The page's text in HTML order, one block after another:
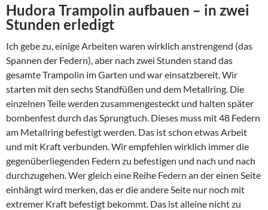
Hudora Trampolin aufbauen – in zwei
Stunden erledigt
Ich gebe zu, einige Arbeiten waren wirklich anstrengend (das
Spannen der Federn), aber nach zwei Stunden stand das
gesamte Trampolin im Garten und war einsatzbereit. Wir
starten mit den sechs Standfüßen und dem Metallring. Die
einzelnen Teile werden zusammengesteckt und halten später
bombenfest durch das Sprungtuch. Dieses muss mit 48 Federn
am Metallring befestigt werden. Das ist schon etwas Arbeit
und mit Kraft verbunden. Wir empfehlen wirklich immer die
gegenüberliegenden Federn zu befestigen und nach und nach
durchzugehen. Wer gleich eine Reihe Federn an der einen Seite
einhängt wird merken, das er die andere Seite nur noch mit
extremer Kraft befestigt bekommt. Das ist alleine nicht zu